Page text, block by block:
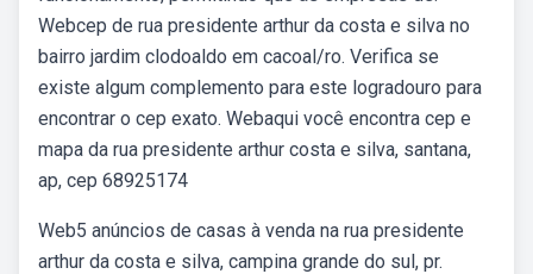
Webcep de rua presidente arthur da costa e silva no
bairro jardim clodoaldo em cacoal/ro. Verifica se
existe algum complemento para este logradouro para
encontrar o cep exato. Webaqui você encontra cep e
mapa da rua presidente arthur costa e silva, santana,
ap, cep 68925174
Web5 anúncios de casas à venda na rua presidente
arthur da costa e silva, campina grande do sul, pr.